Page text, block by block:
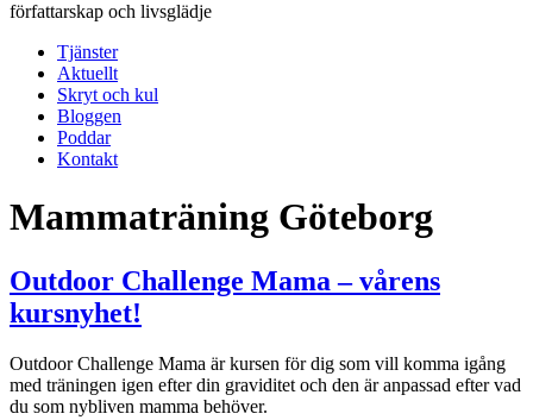
författarskap och livsglädje
Tjänster
Aktuellt
Skryt och kul
Bloggen
Poddar
Kontakt
Mammaträning Göteborg
Outdoor Challenge Mama – vårens
kursnyhet!
Outdoor Challenge Mama är kursen för dig som vill komma igång
med träningen igen efter din graviditet och den är anpassad efter vad
du som nybliven mamma behöver.